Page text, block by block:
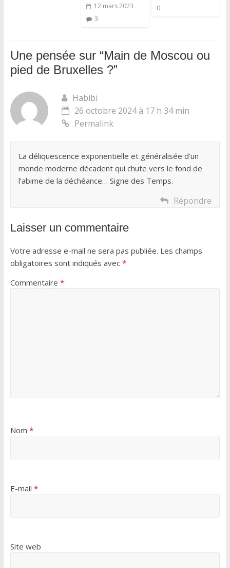
12 mars 2023
3
0
Une pensée sur “Main de Moscou ou
pied de Bruxelles ?”
Habibi
26 octobre 2024 à 17 h 34 min
Permalink
La déliquescence exponentielle et généralisée d’un
monde moderne décadent qui chute vers le fond de
l’abime de la déchéance… Signe des Temps.
Répondre
Laisser un commentaire
Votre adresse e-mail ne sera pas publiée. Les champs
obligatoires sont indiqués avec *
Commentaire *
Nom *
E-mail *
Site web